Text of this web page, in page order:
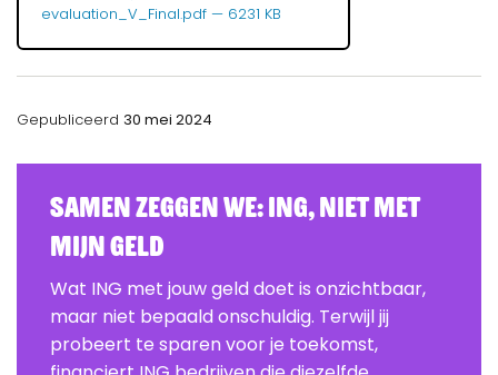
evaluation_V_Final.pdf — 6231 KB
Gepubliceerd 30 mei 2024
Samen zeggen we: ING, Niet Met
Mijn Geld
Wat ING met jouw geld doet is onzichtbaar,
maar niet bepaald onschuldig. Terwijl jij
probeert te sparen voor je toekomst,